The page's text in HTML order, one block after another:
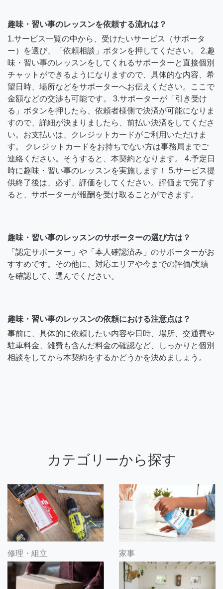
趣味・習い事のレッスンを依頼する流れは？
1.サービス一覧の中から、受けたいサービス（サポータ
ー）を選び、「依頼相談」ボタンを押してください。 2.趣
味・習い事のレッスンをしてくれるサポーターと直接個別
チャットができるようになりますので、具体的な内容、希
望日時、場所などをサポーターへお伝えください。ここで
金額などの交渉も可能です。 3.サポーターが「引き受け
る」ボタンを押したら、依頼者様側で決済が可能になりま
すので、詳細が決まりましたら、前払い決済をしてくださ
い。お支払いは、クレジットカードがご利用いただけま
す。 クレジットカードをお持ちでない方は事務局までご
連絡ください。そうすると、本契約となります。 4.予定日
時に趣味・習い事のレッスンを実施します！ 5.サービス提
供終了後は、必ず、評価をしてください。評価まで完了す
ると、サポーターが報酬を受け取ることができます。
趣味・習い事のレッスンのサポーターの選び方は？
「認定サポーター」や「本人確認済み」のサポーターがお
すすめです。その他に、対応エリアや今までの評価/実績
を確認して、選んでください。
趣味・習い事のレッスンの依頼における注意点は？
事前に、具体的に依頼したい内容や日時、場所、交通費や
駐車料金、雑費も含んだ料金の確認など、しっかりと個別
相談をしてから本契約をするかどうかを決めましょう。
カテゴリーから探す
修理・組立 家事